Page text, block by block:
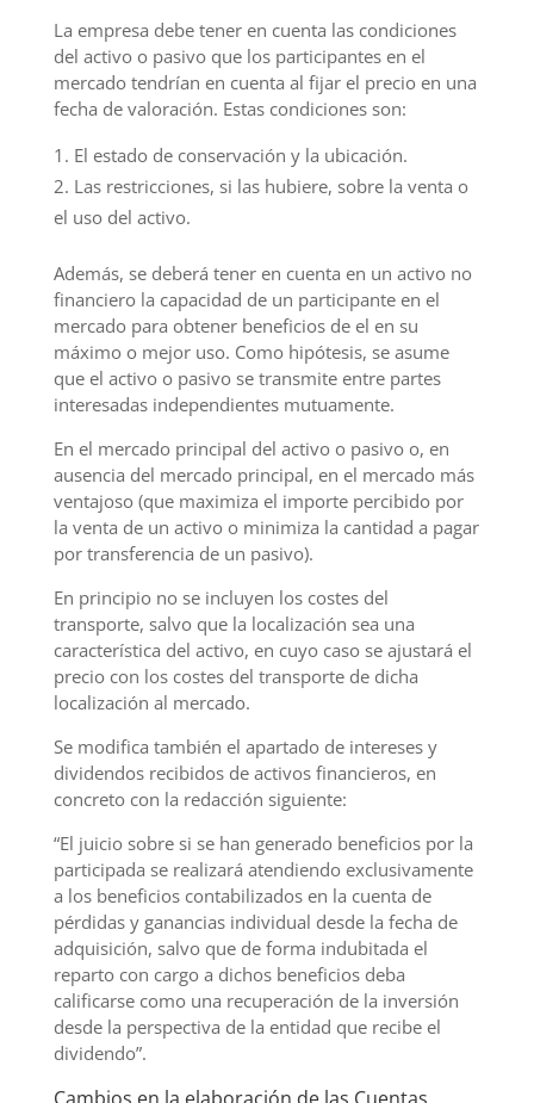
La empresa debe tener en cuenta las condiciones
del activo o pasivo que los participantes en el
mercado tendrían en cuenta al fijar el precio en una
fecha de valoración. Estas condiciones son:
El estado de conservación y la ubicación.
Las restricciones, si las hubiere, sobre la venta o
el uso del activo.
Además, se deberá tener en cuenta en un activo no
financiero la capacidad de un participante en el
mercado para obtener beneficios de el en su
máximo o mejor uso. Como hipótesis, se asume
que el activo o pasivo se transmite entre partes
interesadas independientes mutuamente.
En el mercado principal del activo o pasivo o, en
ausencia del mercado principal, en el mercado más
ventajoso (que maximiza el importe percibido por
la venta de un activo o minimiza la cantidad a pagar
por transferencia de un pasivo).
En principio no se incluyen los costes del
transporte, salvo que la localización sea una
característica del activo, en cuyo caso se ajustará el
precio con los costes del transporte de dicha
localización al mercado.
Se modifica también el apartado de intereses y
dividendos recibidos de activos financieros, en
concreto con la redacción siguiente:
“El juicio sobre si se han generado beneficios por la
participada se realizará atendiendo exclusivamente
a los beneficios contabilizados en la cuenta de
pérdidas y ganancias individual desde la fecha de
adquisición, salvo que de forma indubitada el
reparto con cargo a dichos beneficios deba
calificarse como una recuperación de la inversión
desde la perspectiva de la entidad que recibe el
dividendo”.